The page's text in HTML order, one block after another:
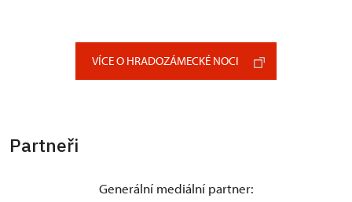
VÍCE O HRADOZÁMECKÉ NOCI
Partneři
Generální mediální partner: